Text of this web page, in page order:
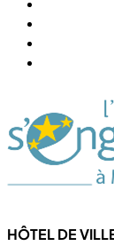
HÔTEL DE